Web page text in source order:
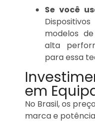
Se você
modelos
alta
para essa
em
No Brasil, os
marca e